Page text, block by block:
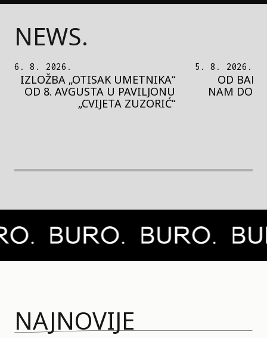
NEWS.
5. 8. 2026.
OD BAROKA DO REJVA: ŠTA
NAM DONOSI NOVI BUPBAP
FESTIVAL?
5. 8. 2026.
PEDJA
MOTIVE
NAJNOVIJE